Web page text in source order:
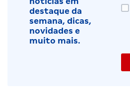
destaque da
semana, dicas,
novidades e
muito mais.